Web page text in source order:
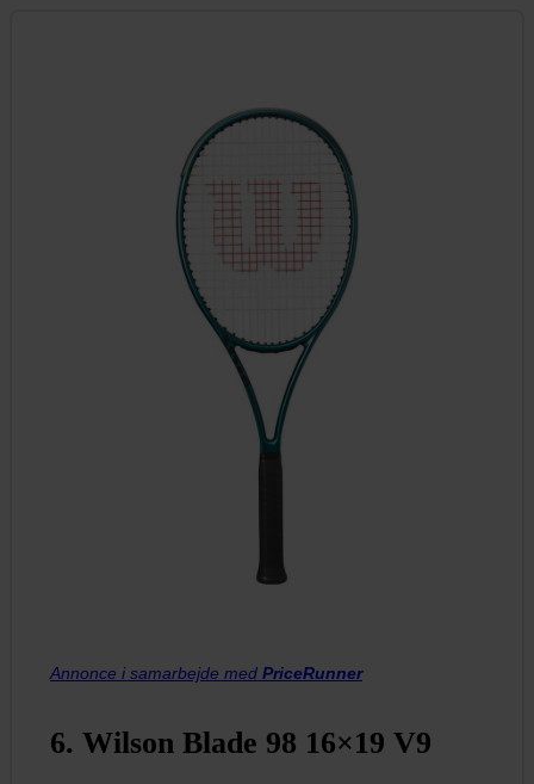
Annonce i samarbejde med PriceRunner
6. Wilson Blade 98 16×19 V9